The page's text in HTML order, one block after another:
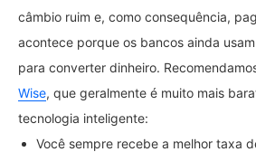
câmbio ruim e, como consequência,
acontece porque os bancos ainda
para converter dinheiro.
Wise, que geralmente é muito mais
tecnologia inteligente:
Você sempre recebe a melhor taxa